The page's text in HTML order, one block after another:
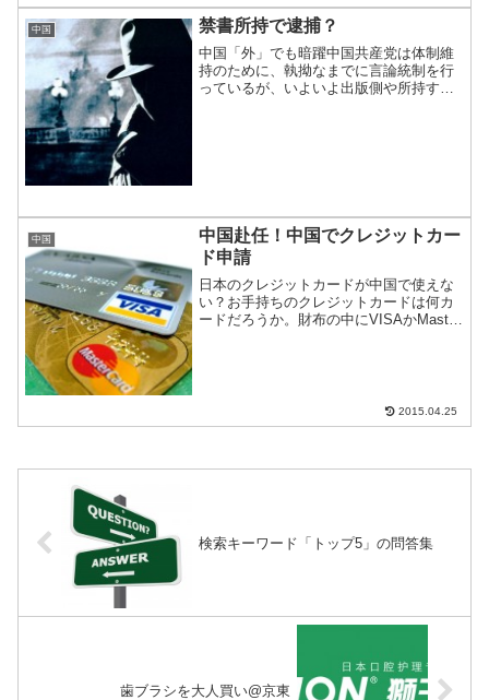
中国 禁書所持で逮捕？
中国「外」でも暗躍中国共産党は体制維
持のために、執拗なまでに言論統制を行
っているが、いよいよ出版側や所持する
中国
中国赴任！中国でクレジットカー
ド申請
日本のクレジットカードが中国で使えな
い？お手持ちのクレジットカードは何カ
ードだろうか。財布の中にVISAかMaster
2015.04.25
検索キーワード「トップ5」の問答集
歯ブラシを大人買い@京東